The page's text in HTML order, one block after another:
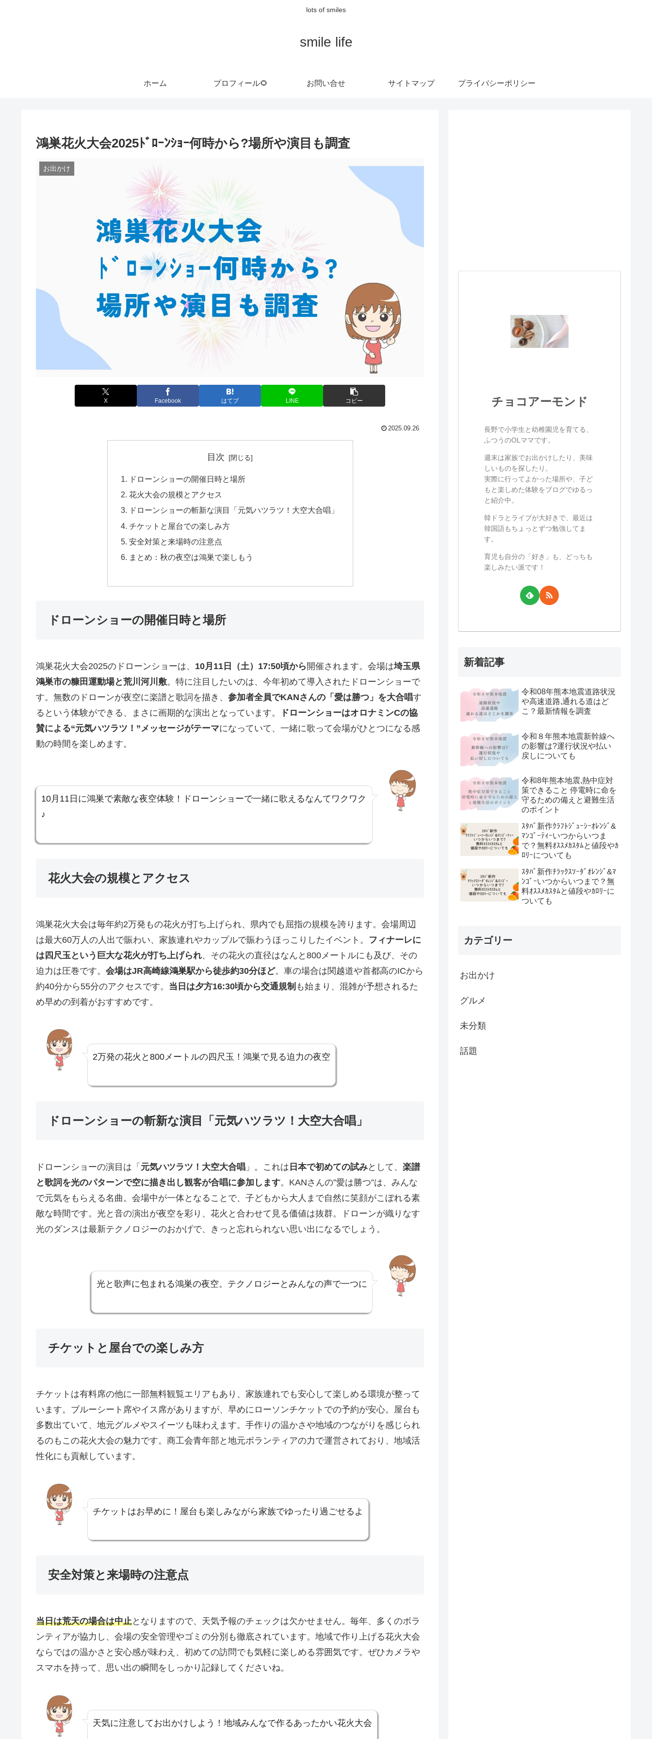
lots of smiles
smile life
ホーム プロフィール🌻 お問い合せ サイトマップ プライバシーポリシー
鴻巣花火大会2025ﾄﾞﾛｰﾝｼｮｰ何時から?場所や演目も調査
お出かけ
X Facebook はてブ LINE コピー
2025.09.26
目次
ドローンショーの開催日時と場所
花火大会の規模とアクセス
ドローンショーの斬新な演目「元気ハツラツ！大空大合唱」
チケットと屋台での楽しみ方
安全対策と来場時の注意点
まとめ：秋の夜空は鴻巣で楽しもう
ドローンショーの開催日時と場所
鴻巣花火大会2025のドローンショーは、 10月11日（土）17:50頃から 開催されます。会場は埼玉県
鴻巣市の糠田運動場と荒川河川敷。特に注目したいのは、今年初めて導入されたドローンショーで
す。無数のドローンが夜空に楽譜と歌詞を描き、 参加者全員でKANさんの「愛は勝つ」を大合唱す
るという体験ができる、まさに画期的な演出となっています。
ドローンショーはオロナミンCの協
賛による“元気ハツラツ！”メッセージがテーマになっていて、一緒に歌って会場がひとつになる感
動の時間を楽しめます。
10月11日に鴻巣で素敵な夜空体験！ドローンショーで一緒に歌えるなんてワクワク
♪
花火大会の規模とアクセス
鴻巣花火大会は毎年約2万発もの花火が打ち上げられ、県内でも屈指の規模を誇ります。会場周辺
は最大60万人の人出で賑わい、家族連れやカップルで賑わうほっこりしたイベント。 フィナーレに
は四尺玉という巨大な花火が打ち上げられ、その花火の直径はなんと800メートルにも及び、その
迫力は圧巻です。 会場はJR高崎線鴻巣駅から徒歩約30分ほど。車の場合は関越道や首都高のICから
約40分から55分のアクセスです。 当日は夕方16:30頃から交通規制 も始まり、混雑が予想されるた
め早めの到着がおすすめです。
2万発の花火と800メートルの四尺玉！鴻巣で見る迫力の夜空
ドローンショーの斬新な演目「元気ハツラツ！大空大合唱」
ドローンショーの演目は「 元気ハツラツ！大空大合唱 」。これは 日本で初めての試みとして、 楽譜
と歌詞を光のパターンで空に描き出し観客が合唱に参加します。KANさんの”愛は勝つ”は、みんな
で元気をもらえる名曲。会場中が一体となることで、子どもから大人まで自然に笑顔がこぼれる素
敵な時間です。光と音の演出が夜空を彩り、花火と合わせて見る価値は抜群。ドローンが織りなす
光のダンスは最新テクノロジーのおかげで、きっと忘れられない思い出になるでしょう。
光と歌声に包まれる鴻巣の夜空。テクノロジーとみんなの声で一つに
チケットと屋台での楽しみ方
チケットは有料席の他に一部無料観覧エリアもあり、家族連れでも安心して楽しめる環境が整って
います。ブルーシート席やイス席がありますが、早めにローソンチケットでの予約が安心。屋台も
多数出ていて、地元グルメやスイーツも味わえます。手作りの温かさや地域のつながりを感じられ
るのもこの花火大会の魅力です。商工会青年部と地元ボランティアの力で運営されており、地域活
性化にも貢献しています。
チケットはお早めに！屋台も楽しみながら家族でゆったり過ごせるよ
安全対策と来場時の注意点
当日は荒天の場合は中止となりますので、天気予報のチェックは欠かせません。毎年、多くのボラ
ンティアが協力し、会場の安全管理やゴミの分別も徹底されています。地域で作り上げる花火大会
ならではの温かさと安心感が味わえ、初めての訪問でも気軽に楽しめる雰囲気です。ぜひカメラや
スマホを持って、思い出の瞬間をしっかり記録してくださいね。
天気に注意してお出かけしよう！地域みんなで作るあったかい花火大会
チョコアーモンド
長野で小学生と幼稚園児を育てる、
ふつうのOLママです。
週末は家族でお出かけしたり、美味
しいものを探したり。
実際に行ってよかった場所や、子ど
もと楽しめた体験をブログでゆるっ
と紹介中。
韓ドラとライブが大好きで、最近は
韓国語もちょっとずつ勉強してま
す。
育児も自分の「好き」も、どっちも
楽しみたい派です！
新着記事
令和08年熊本地震道路状況
や高速道路,通れる道はど
こ？最新情報を調査
令和８年熊本地震新幹線へ
の影響は?運行状況や払い
戻しについても
令和8年熊本地震,熱中症対
策できること 停電時に命を
守るための備えと避難生活
のポイント
ｽﾀﾊﾞ新作ｸﾗﾌﾄｼﾞｭｰｼｰｵﾚﾝｼﾞ&
ﾏﾝｺﾞｰﾃｨｰいつからいつま
で？無料ｵｽｽﾒｶｽﾀﾑと値段やｶ
ﾛﾘｰについても
ｽﾀﾊﾞ新作ﾁﾗｯｸｽｿｰﾀﾞｵﾚﾝｼﾞ&ﾏ
ﾝｺﾞｰいつからいつまで？無
料ｵｽｽﾒｶｽﾀﾑと値段やｶﾛﾘｰに
ついても
カテゴリー
お出かけ
グルメ
未分類
話題